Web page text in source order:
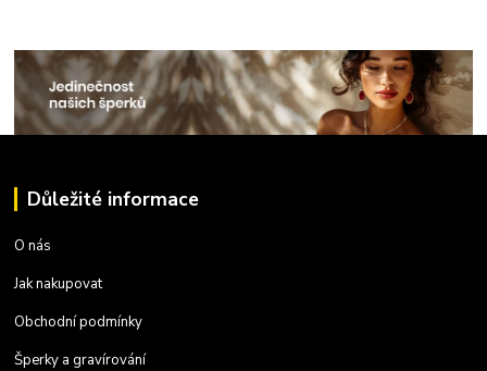
Důležité informace
O nás
Jak nakupovat
Obchodní podmínky
Šperky a gravírování